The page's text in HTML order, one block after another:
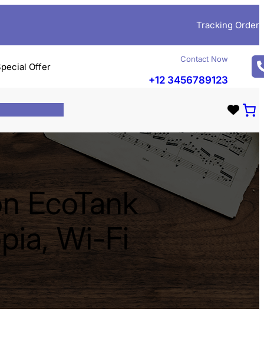
Tracking Order
Offer
Contact Now
+12 3456789123
EcoTank
Wi-Fi